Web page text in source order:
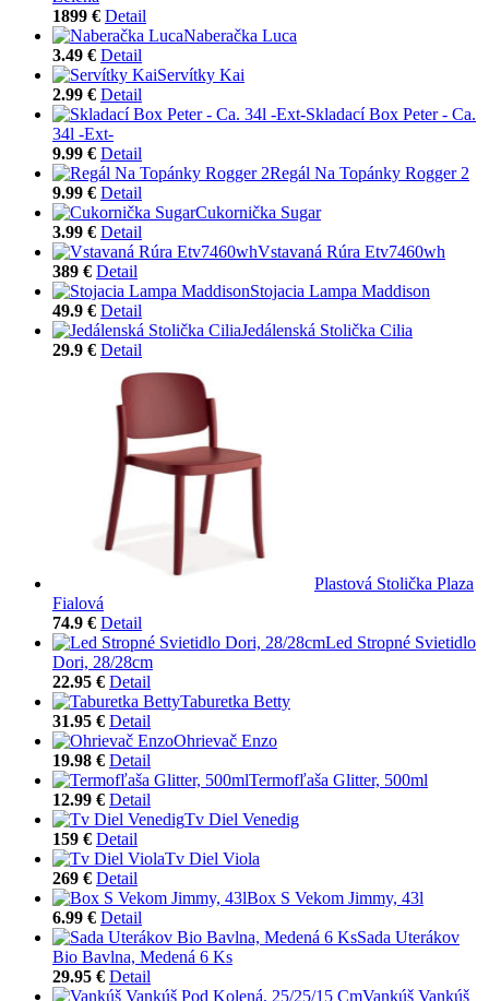
1899 € Detail
Naberačka Luca
3.49 € Detail
Servítky Kai
2.99 € Detail
Skladací Box Peter - Ca.
34l -Ext-
9.99 € Detail
Regál Na Topánky Rogger 2
9.99 € Detail
Cukornička Sugar
3.99 € Detail
Vstavaná Rúra Etv7460wh
389 € Detail
Stojacia Lampa Maddison
49.9 € Detail
Jedálenská Stolička Cilia
29.9 € Detail
Plastová Stolička Plaza
Fialová
74.9 € Detail
Led Stropné Svietidlo
Dori, 28/28cm
22.95 € Detail
Taburetka Betty
31.95 € Detail
Ohrievač Enzo
19.98 € Detail
Termofľaša Glitter, 500ml
12.99 € Detail
Tv Diel Venedig
159 € Detail
Tv Diel Viola
269 € Detail
Box S Vekom Jimmy, 43l
6.99 € Detail
Sada Uterákov
Bio Bavlna, Medená 6 Ks
29.95 € Detail
Vankúš Vankúš